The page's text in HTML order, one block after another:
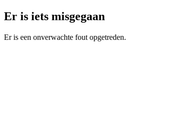
Er is iets misgegaan
Er is een onverwachte fout opgetreden.